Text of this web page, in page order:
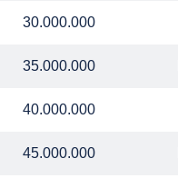
30.000.000
35.000.000
40.000.000
45.000.000